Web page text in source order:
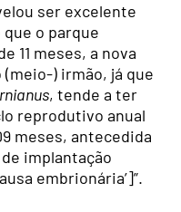
ser excelente
o parque
11 meses, a nova
) irmão, já que
, tende a ter
reprodutivo anual
meses, antecedida
implantação
embrionária’]”.